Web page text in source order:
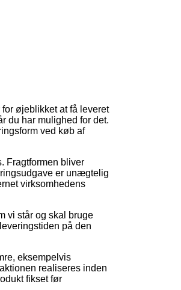
øjeblikket at få leveret
du har mulighed for det.
ved køb af
Fragtformen bliver
er unægtelig
virksomhedens
vi står og skal bruge
på den
eksempelvis
realiseres inden
fikset før